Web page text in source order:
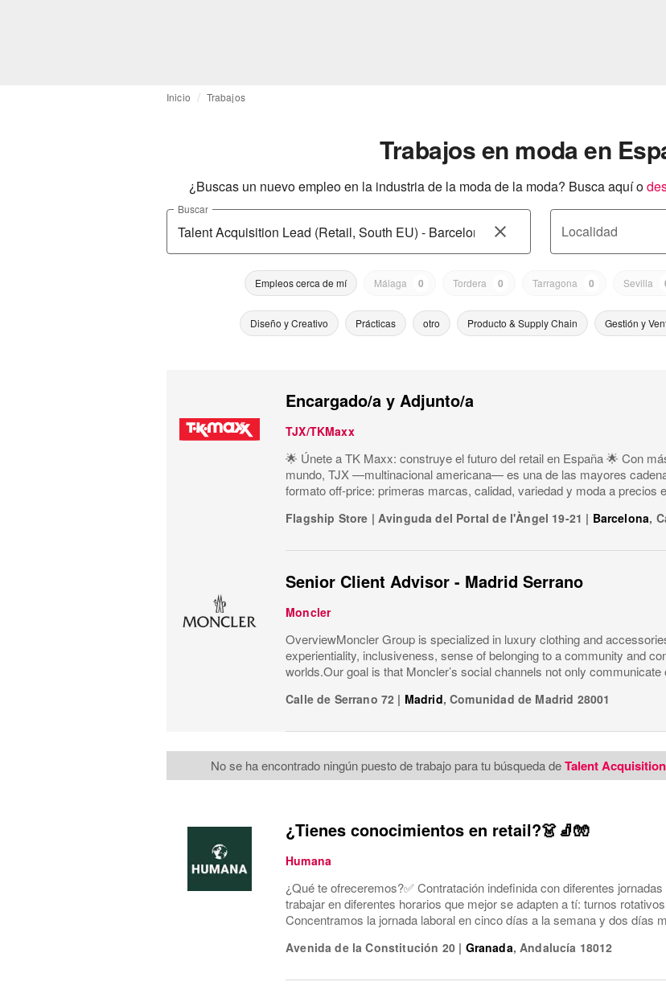
Inicio Trabajos
Trabajos en moda en
¿Buscas un nuevo empleo en la industria de la moda de la moda? Busca aquí o
Buscar
Localidad
Empleos cerca de mí Málaga 0 Tordera 0 Tarragona 0 Sevilla
Diseño y Creativo Prácticas otro Producto & Supply Chain Gestión y
Encargado/a y Adjunto/a
TJX/TKMaxx
🌟 Únete a TK Maxx: construye el futuro del retail en España 🌟 Con
mundo, TJX —multinacional americana— es una de las mayores
formato off-price: primeras marcas, calidad, variedad y moda a precios
Flagship Store | Avinguda del Portal de l'Àngel 19-21 | Barcelona,
Senior Client Advisor - Madrid Serrano
Moncler
OverviewMoncler Group is specialized in luxury clothing and
experientiality, inclusiveness, sense of belonging to a community and
worlds.Our goal is that Moncler’s social channels not only communicate
Calle de Serrano 72 | Madrid,Comunidad de Madrid 28001
No se ha encontrado ningún puesto de trabajo para tu búsqueda deTalent
¿Tienes conocimientos en retail?👗🧦🧤
Humana
¿Qué te ofreceremos?✅ Contratación indefinida con diferentes
trabajar en diferentes horarios que mejor se adapten a tí: turnos
Concentramos la jornada laboral en cinco días a la semana y dos días
Avenida de la Constitución 20 | Granada,Andalucía 18012